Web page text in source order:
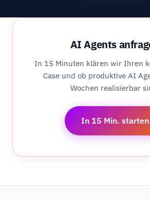
AI Agents
In 15 Minuten klären wir Ihren
Case und ob produktive AI
Wochen realisierbar
In 15 Min. starten